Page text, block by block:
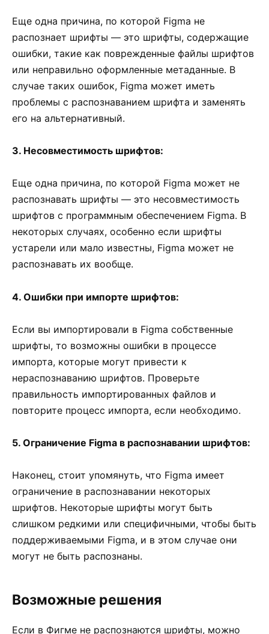
Еще одна причина, по которой Figma не
распознает шрифты — это шрифты, содержащие
ошибки, такие как поврежденные файлы шрифтов
или неправильно оформленные метаданные. В
случае таких ошибок, Figma может иметь
проблемы с распознаванием шрифта и заменять
его на альтернативный.
3. Несовместимость шрифтов:
Еще одна причина, по которой Figma может не
распознавать шрифты — это несовместимость
шрифтов с программным обеспечением Figma. В
некоторых случаях, особенно если шрифты
устарели или мало известны, Figma может не
распознавать их вообще.
4. Ошибки при импорте шрифтов:
Если вы импортировали в Figma собственные
шрифты, то возможны ошибки в процессе
импорта, которые могут привести к
нераспознаванию шрифтов. Проверьте
правильность импортированных файлов и
повторите процесс импорта, если необходимо.
5. Ограничение Figma в распознавании шрифтов:
Наконец, стоит упомянуть, что Figma имеет
ограничение в распознавании некоторых
шрифтов. Некоторые шрифты могут быть
слишком редкими или специфичными, чтобы быть
поддерживаемыми Figma, и в этом случае они
могут не быть распознаны.
Возможные решения
Если в Фигме не распознаются шрифты, можно